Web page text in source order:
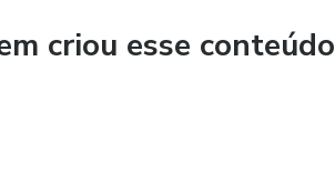
criou esse conteúdo